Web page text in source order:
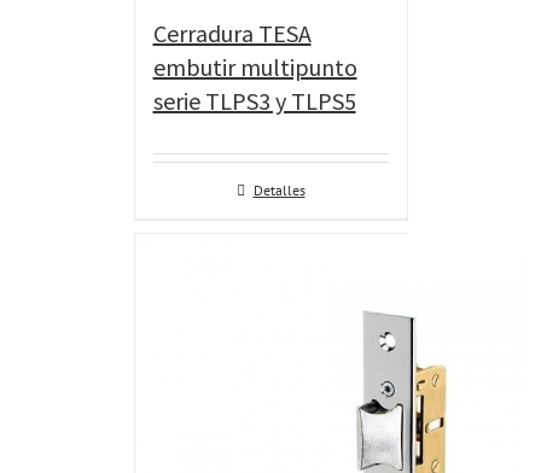
Cerradura TESA
embutir multipunto
serie TLPS3 y TLPS5
Detalles